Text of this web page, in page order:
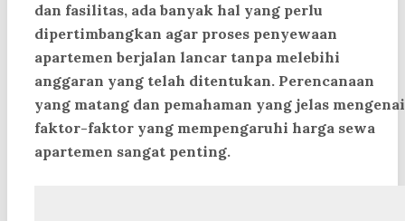
dan fasilitas, ada banyak hal yang perlu
dipertimbangkan agar proses penyewaan
apartemen berjalan lancar tanpa melebihi
anggaran yang telah ditentukan. Perencanaan
yang matang dan pemahaman yang jelas mengenai
faktor-faktor yang mempengaruhi harga sewa
apartemen sangat penting.